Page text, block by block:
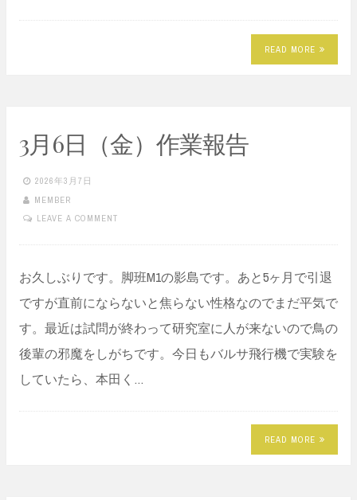
READ MORE
3月6日（金）作業報告
2026年3月7日
MEMBER
LEAVE A COMMENT
お久しぶりです。脚班M1の影島です。あと5ヶ月で引退
ですが直前にならないと焦らない性格なのでまだ平気で
す。最近は試問が終わって研究室に人が来ないので鳥の
後輩の邪魔をしがちです。今日もバルサ飛行機で実験を
していたら、本田く…
READ MORE